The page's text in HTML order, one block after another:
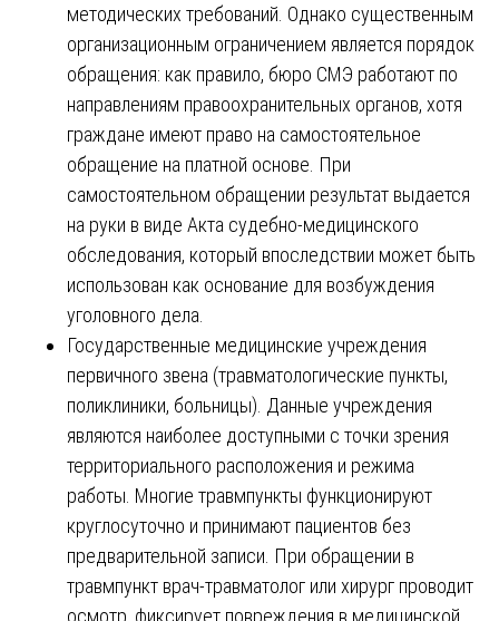
методических требований. Однако существенным
организационным ограничением является порядок
обращения: как правило, бюро СМЭ работают по
направлениям правоохранительных органов, хотя
граждане имеют право на самостоятельное
обращение на платной основе. При
самостоятельном обращении результат выдается
на руки в виде Акта судебно-медицинского
обследования, который впоследствии может быть
использован как основание для возбуждения
уголовного дела.
Государственные медицинские учреждения
первичного звена (травматологические пункты,
поликлиники, больницы). Данные учреждения
являются наиболее доступными с точки зрения
территориального расположения и режима
работы. Многие травмпункты функционируют
круглосуточно и принимают пациентов без
предварительной записи. При обращении в
травмпункт врач-травматолог или хирург проводит
осмотр, фиксирует повреждения в медицинской